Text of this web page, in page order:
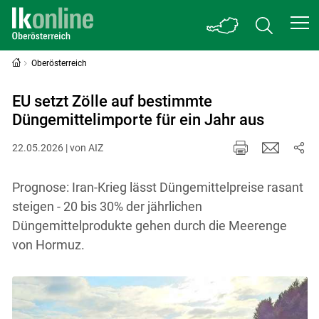
Oberösterreich
EU setzt Zölle auf bestimmte
Düngemittelimporte für ein Jahr aus
22.05.2026 | von AIZ
Prognose: Iran-Krieg lässt Düngemittelpreise rasant
steigen - 20 bis 30% der jährlichen
Düngemittelprodukte gehen durch die Meerenge
von Hormuz.